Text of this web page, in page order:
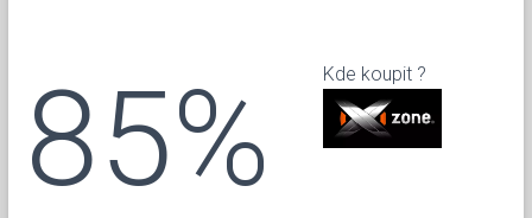
85% Kde koupit ?